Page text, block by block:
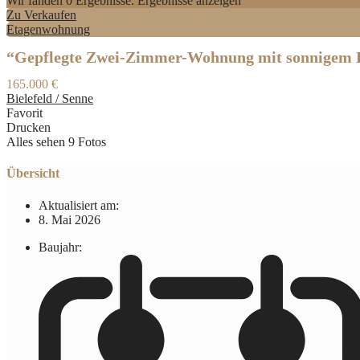
Zu Verkaufen
Etagenwohnung
“Gepflegte Zwei-Zimmer-Wohnung mit sonnigem
165.000 €
Bielefeld / Senne
Favorit
Drucken
Alles sehen 9 Fotos
Übersicht
Aktualisiert am:
8. Mai 2026
Baujahr: